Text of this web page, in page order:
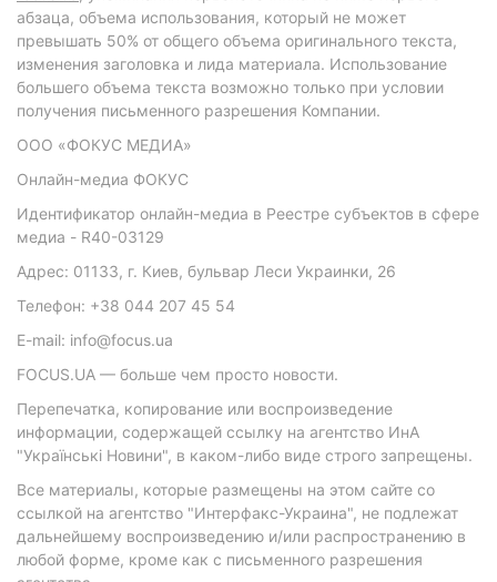
абзаца, объема использования, который не может
превышать 50% от общего объема оригинального текста,
изменения заголовка и лида материала. Использование
большего объема текста возможно только при условии
получения письменного разрешения Компании.
ООО «ФОКУС МЕДИА»
Онлайн-медиа ФОКУС
Идентификатор онлайн-медиа в Реестре субъектов в сфере
медиа - R40-03129
Адрес: 01133, г. Киев, бульвар Леси Украинки, 26
Телефон: +38 044 207 45 54
E-mail: info@focus.ua
FOCUS.UA — больше чем просто новости.
Перепечатка, копирование или воспроизведение
информации, содержащей ссылку на агентство ИнА
"Українські Новини", в каком-либо виде строго запрещены.
Все материалы, которые размещены на этом сайте со
ссылкой на агентство "Интерфакс-Украина", не подлежат
дальнейшему воспроизведению и/или распространению в
любой форме, кроме как с письменного разрешения